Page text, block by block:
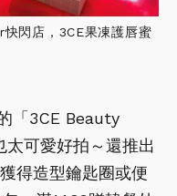
閃店，3CE果凍護唇蜜
「3CE Beauty
可愛好拍～還推出
得造型鑰匙圈或便